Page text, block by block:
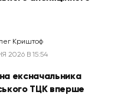
Криштоф
2026 В 15:54
ексначальника
ТЦК вперше